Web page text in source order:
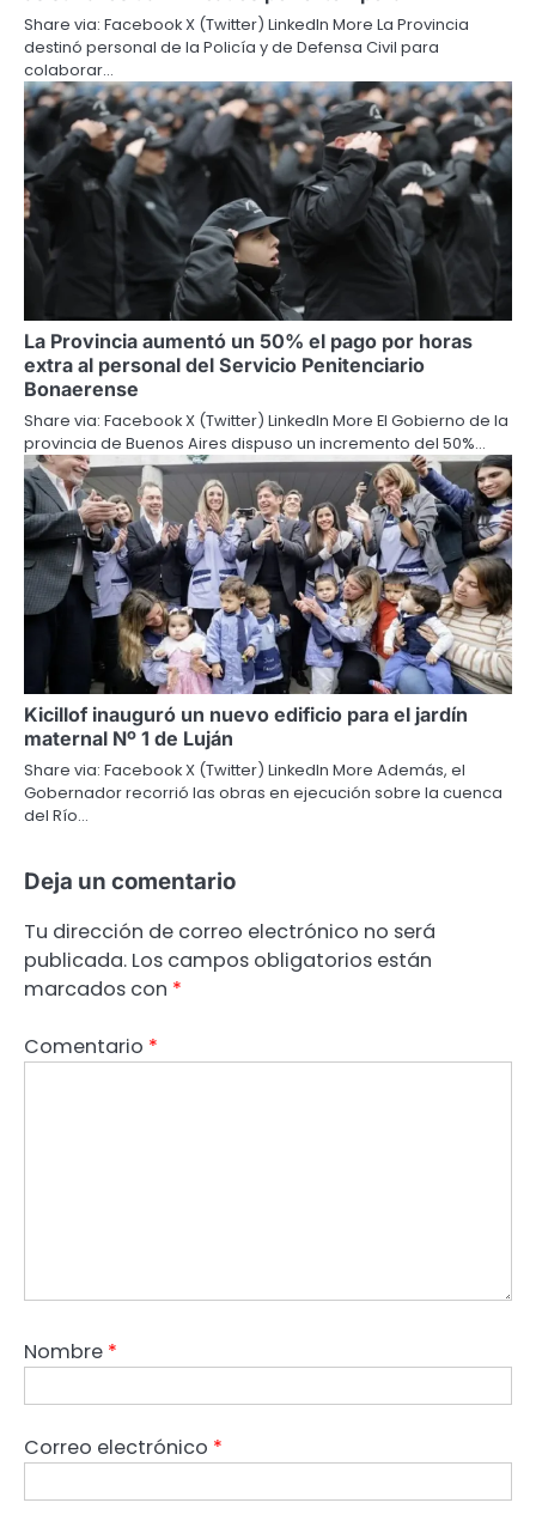
Share via: Facebook X (Twitter) LinkedIn More La Provincia
destinó personal de la Policía y de Defensa Civil para
colaborar…
La Provincia aumentó un 50% el pago por horas
extra al personal del Servicio Penitenciario
Bonaerense
Share via: Facebook X (Twitter) LinkedIn More El Gobierno de la
provincia de Buenos Aires dispuso un incremento del 50%…
Kicillof inauguró un nuevo edificio para el jardín
maternal Nº 1 de Luján
Share via: Facebook X (Twitter) LinkedIn More Además, el
Gobernador recorrió las obras en ejecución sobre la cuenca
del Río…
Deja un comentario
Tu dirección de correo electrónico no será
publicada. Los campos obligatorios están
marcados con *
Comentario *
Nombre *
Correo electrónico *